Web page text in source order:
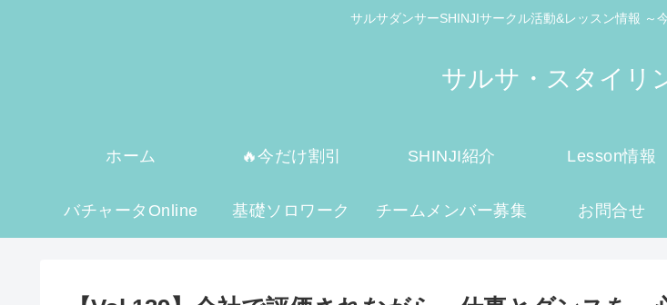
サルサダンサーSHINJIサークル活動&レッスン情報 ～
サルサ・スタイリ
ホーム 🔥今だけ割引 SHINJI紹介 Lesson情報
バチャータOnline 基礎ソロワーク チームメンバー募集 お問合せ